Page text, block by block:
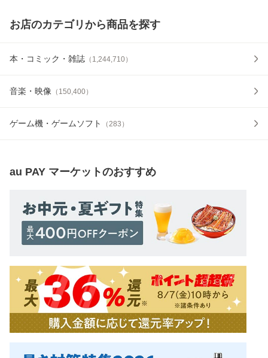
お店のカテゴリから商品を探す
本・コミック・雑誌 （ 1,244,710）
音楽・映像 （ 150,400）
ゲーム機・ゲームソフト （283 ）
au PAY マーケットのおすすめ